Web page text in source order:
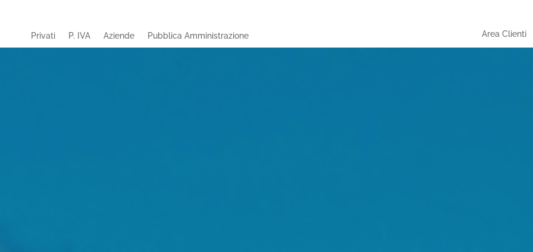
Privati P. IVA Aziende Pubblica Amministrazione Area Clienti